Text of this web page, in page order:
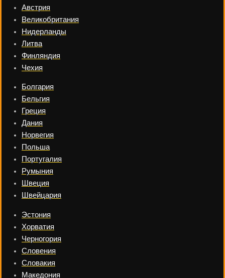
Австрия
Великобритания
Нидерланды
Литва
Финляндия
Чехия
Болгария
Бельгия
Греция
Дания
Норвегия
Польша
Португалия
Румыния
Швеция
Швейцария
Эстония
Хорватия
Черногория
Словения
Словакия
Македония